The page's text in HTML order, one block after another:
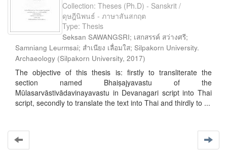
Collection: Theses (Ph.D) - Sanskrit /
ดุษฎีนิพนธ์ - ภาษาสันสกฤต
Type: Thesis
Seksan SAWANGSRI; เสกสรรค์ สว่างศรี;
Samniang Leurmsai; สำเนียง เลื่อมใส; Silpakorn University.
Archaeology (Silpakorn University, 2017)
The objective of this thesis is: firstly to transliterate the
section named Bhaiṣajyavastu of the
Mūlasarvāstivādavinayavastu in Devanagari script into Thai
script, secondly to translate the text into Thai and thirdly to ...